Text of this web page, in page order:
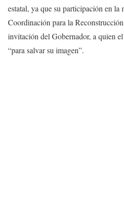
estatal, ya que su participación en la
Coordinación para la
invitación del Gobernador, a quien
“para salvar su imagen”.